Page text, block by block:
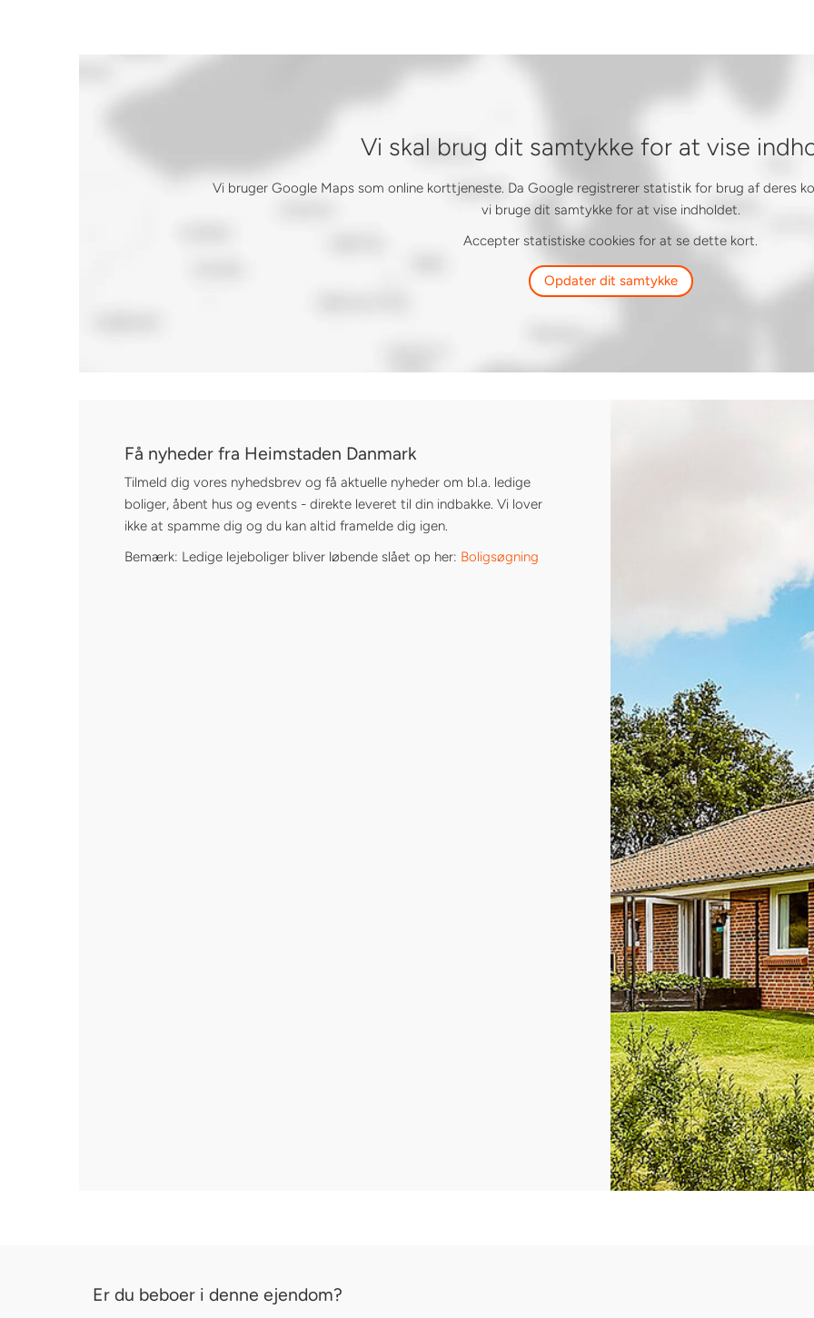
Vi skal brug dit samtykke for at vise
Vi bruger Google Maps som online korttjeneste. Da Google registrerer statistik for brug af deres
vi bruge dit samtykke for at vise indholdet.
Accepter statistiske cookies for at se dette kort.
Opdater dit samtykke
Få nyheder fra Heimstaden Danmark
Tilmeld dig vores nyhedsbrev og få aktuelle nyheder om bl.a. ledige
boliger, åbent hus og events - direkte leveret til din indbakke. Vi lover
ikke at spamme dig og du kan altid framelde dig igen.
Bemærk: Ledige lejeboliger bliver løbende slået op her: Boligsøgning
Er du beboer i denne ejendom?